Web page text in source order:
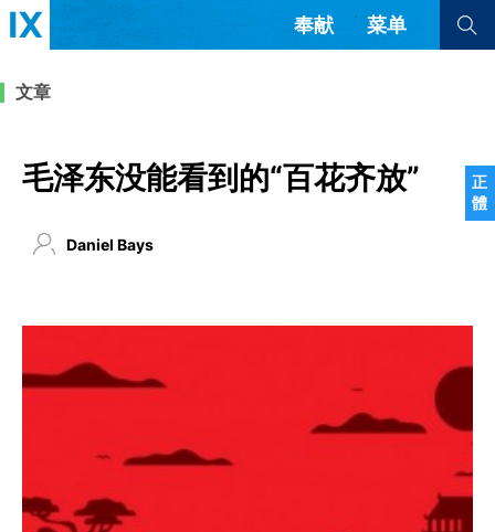
正
體
奉献 菜单
查看全部
查看全部
简体中文 正體中文
英语
西班牙语
乌兹别克语
波斯语
波兰语
德语
土耳其语
阿尔巴尼亚语
文章
毛泽东没能看到的“百花齐放”
Daniel Bays